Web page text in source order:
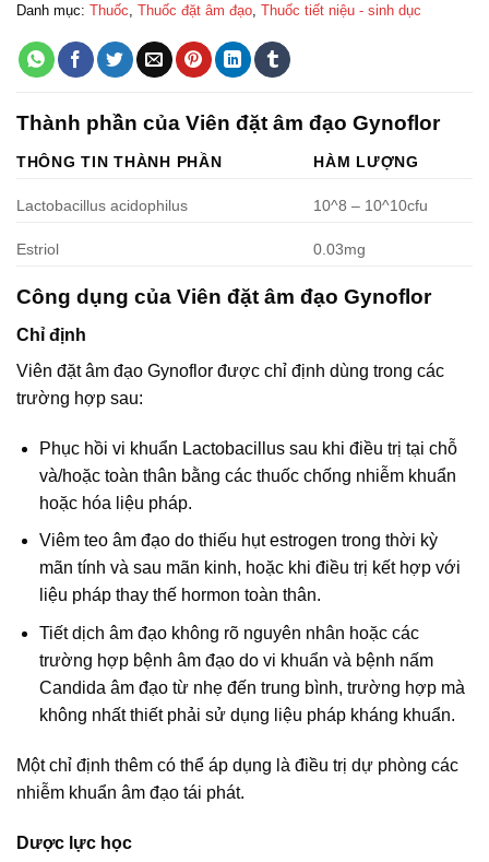
Danh mục: Thuốc Thuốc đặt âm đạo Thuốc tiết niệu - sinh dục
Thành phần của Viên đặt âm đạo Gynoflor
THÔNG TIN THÀNH PHẦN HÀM LƯỢNG
Lactobacillus acidophilus 10^8 – 10^10cfu
Estriol 0.03mg
Công dụng của Viên đặt âm đạo Gynoflor
Chỉ định
Viên đặt âm đạo Gynoflor được chỉ định dùng trong các
trường hợp sau:
Phục hồi vi khuẩn Lactobacillus sau khi điều trị tại chỗ
và/hoặc toàn thân bằng các thuốc chống nhiễm khuẩn
hoặc hóa liệu pháp.
Viêm teo âm đạo do thiếu hụt estrogen trong thời kỳ
mãn tính và sau mãn kinh, hoặc khi điều trị kết hợp với
liệu pháp thay thế hormon toàn thân.
Tiết dịch âm đạo không rõ nguyên nhân hoặc các
trường hợp bệnh âm đạo do vi khuẩn và bệnh nấm
Candida âm đạo từ nhẹ đến trung bình, trường hợp mà
không nhất thiết phải sử dụng liệu pháp kháng khuẩn.
Một chỉ định thêm có thể áp dụng là điều trị dự phòng các
nhiễm khuẩn âm đạo tái phát.
Dược lực học